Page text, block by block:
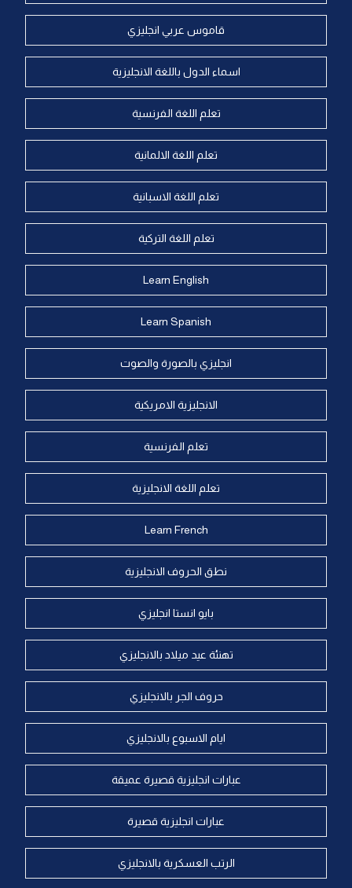
قاموس عربي انجليزي
اسماء الدول باللغة الانجليزية
تعلم اللغة الفرنسية
تعلم اللغة الالمانية
تعلم اللغة الاسبانية
تعلم اللغة التركية
Learn English
Learn Spanish
انجليزي بالصورة والصوت
الانجليزية الامريكية
تعلم الفرنسية
تعلم اللغة الانجليزية
Learn French
نطق الحروف الانجليزية
بايو انستا انجليزي
تهنئة عيد ميلاد بالانجليزي
حروف الجر بالانجليزي
ايام الاسبوع بالانجليزي
عبارات انجليزية قصيرة عميقة
عبارات انجليزية قصيرة
الرتب العسكرية بالانجليزي